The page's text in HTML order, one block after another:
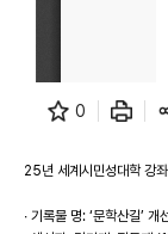
0
25년 세계시민성대학 강
∙ 기록물 명: ‘문학산길’